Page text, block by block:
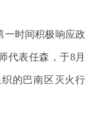
一时间积极响应政
代表任森，于8月
的巴南区灭火行